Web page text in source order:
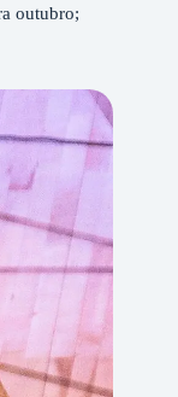
outubro;